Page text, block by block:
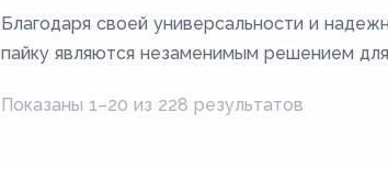
Благодаря своей универсальности и
пайку являются незаменимым решением
Показаны 1–20 из 228 результатов